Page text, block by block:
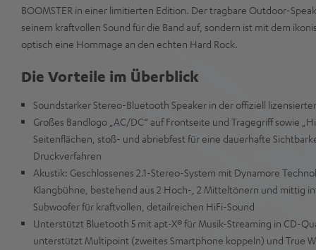
BOOMSTER in einer limitierten Edition. Der tragbare Outdoor-
seinem kraftvollen Sound für die Band auf, sondern ist mit dem
optisch eine Hommage an den echten Hard Rock.
Die Vorteile im Überblick
Soundstarker Stereo-Bluetooth Speaker in der offiziell
Großes Bandlogo „AC/DC“ auf Frontseite und Tragegriff sowie
Seitenflächen, stoß- und abriebfest für eine dauerhafte
Druckverfahren
Akustik: Geschlossenes 2.1-Stereo-System mit Dynamore
Klangbühne, bestehend aus 2 Hoch-, 2 Mitteltönern und mittig
Subwoofer für kraftvollen, detailreichen HiFi-Sound
Unterstützt Bluetooth 5 mit apt-X® für Musik-Streaming in CD-
unterstützt Multipoint (zweites Smartphone koppeln) und True